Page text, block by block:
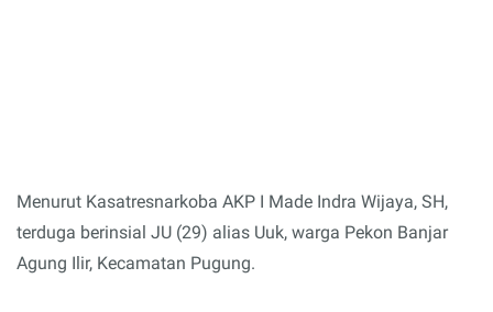
Menurut Kasatresnarkoba AKP I Made Indra Wijaya, SH,
terduga berinsial JU (29) alias Uuk, warga Pekon Banjar
Agung Ilir, Kecamatan Pugung.